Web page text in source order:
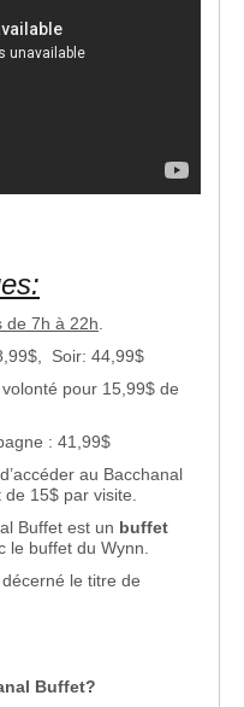
de 7h à 22h
Soir: 44,99$
pour 15,99$ de
: 41,99$
au Bacchanal
15$ par visite.
Buffet est un buffet
le buffet du Wynn.
le titre de
Buffet?